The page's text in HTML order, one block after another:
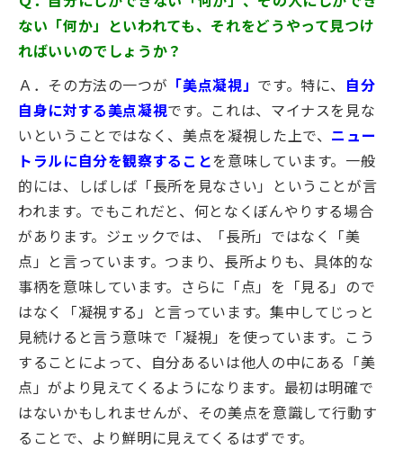
ない「何か」といわれても、それをどうやって見つけ
ればいいのでしょうか？
Ａ．その方法の一つが 「美点凝視」 です。特に、 自分
自身に対する美点凝視です。これは、マイナスを見な
いということではなく、美点を凝視した上で、 ニュー
トラルに自分を観察することを意味しています。一般
的には、しばしば「長所を見なさい」ということが言
われます。でもこれだと、何となくぼんやりする場合
があります。ジェックでは、「長所」ではなく「美
点」と言っています。つまり、長所よりも、具体的な
事柄を意味しています。さらに「点」を「見る」ので
はなく「凝視する」と言っています。集中してじっと
見続けると言う意味で「凝視」を使っています。こう
することによって、自分あるいは他人の中にある「美
点」がより見えてくるようになります。最初は明確で
はないかもしれませんが、その美点を意識して行動す
ることで、より鮮明に見えてくるはずです。